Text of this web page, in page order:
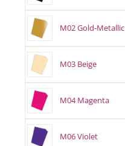
M02 Gold-Metallic
M03 Beige
M04 Magenta
M06 Violet